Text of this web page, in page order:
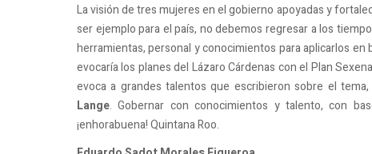
La visión de tres mujeres en el gobierno apoyadas y
ser ejemplo para el país, no debemos regresar a los
herramientas, personal y conocimientos para aplicarlos
evocaría los planes del Lázaro Cárdenas con el Plan
evoca a grandes talentos que escribieron sobre el
Lange. Gobernar con conocimientos y talento, con
¡enhorabuena! Quintana Roo.